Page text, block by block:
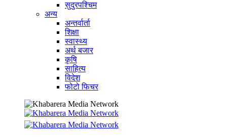
सुदुरपश्चिम
अन्य
अन्तर्वार्ता
शिक्षा
स्वास्थ्य
अर्थ बजार
कृषि
साहित्य
विदेश
फोटो फिचर